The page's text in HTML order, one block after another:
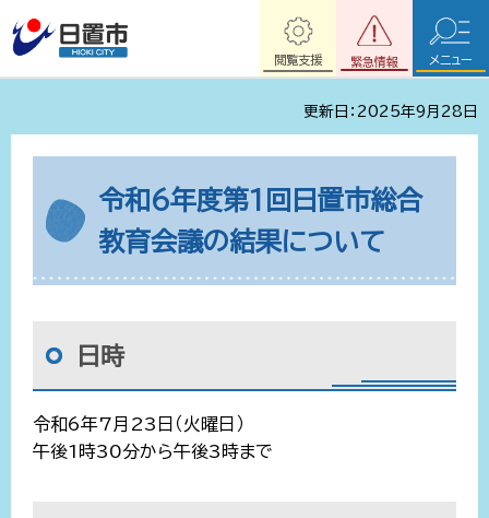
緊急情報
閲覧支援 メニュー
更新日：2025年9月28日
令和6年度第1回日置市総合
教育会議の結果について
日時
令和6年7月23日（火曜日）
午後1時30分から午後3時まで